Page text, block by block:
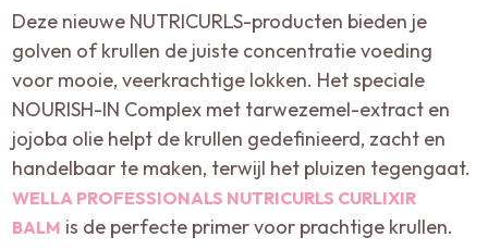
Deze nieuwe NUTRICURLS-producten bieden je
golven of krullen de juiste concentratie voeding
voor mooie, veerkrachtige lokken. Het speciale
NOURISH-IN Complex met tarwezemel-extract en
jojoba olie helpt de krullen gedefinieerd, zacht en
handelbaar te maken, terwijl het pluizen tegengaat.
WELLA PROFESSIONALS NUTRICURLS CURLIXIR
BALM is de perfecte primer voor prachtige krullen.